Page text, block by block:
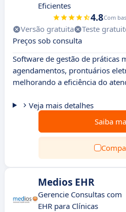
Eficientes
4.8Com
Versão gratuita Teste
Preços sob consulta
Software de gestão de práticas
agendamentos, prontuários
melhorando a eficiência do
Veja mais detalhes
Saiba
Medios EHR
Gerencie Consultas com
EHR para Clínicas